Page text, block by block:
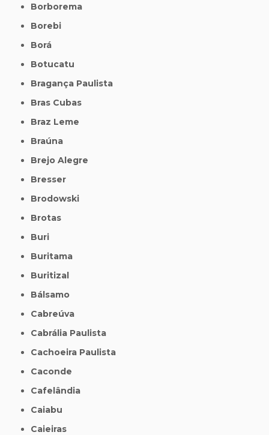
Borborema
Borebi
Borá
Botucatu
Bragança Paulista
Bras Cubas
Braz Leme
Braúna
Brejo Alegre
Bresser
Brodowski
Brotas
Buri
Buritama
Buritizal
Bálsamo
Cabreúva
Cabrália Paulista
Cachoeira Paulista
Caconde
Cafelândia
Caiabu
Caieiras